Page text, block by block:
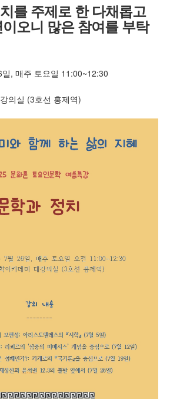
를 주제로 한 다채롭고
오니 많은 참여를 부탁
, 매주 토요일 11:00~12:30
의실 (3호선 홍제역)